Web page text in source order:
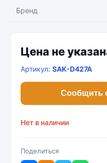
Бренд
Цена не
Артикул: SAK-D427A
Сообщить
Нет в наличии
Поделиться